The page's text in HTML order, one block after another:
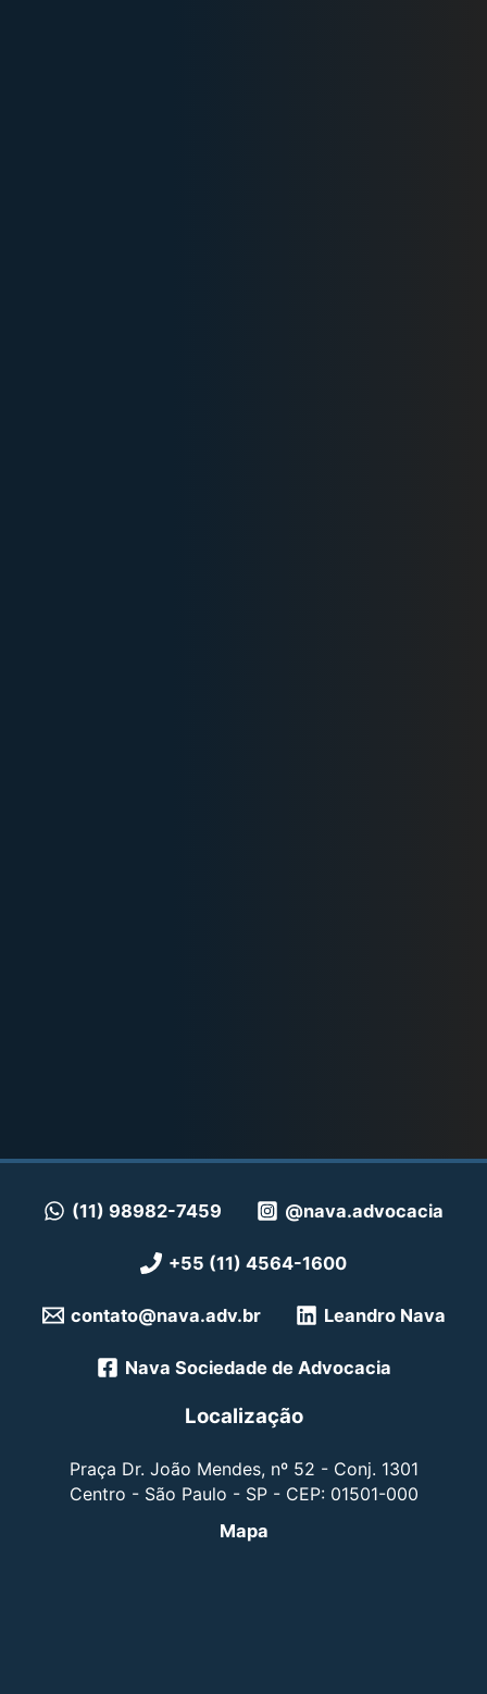
(11) 98982-7459 @nava.advocacia
+55 (11) 4564-1600
contato@nava.adv.br Leandro Nava
Nava Sociedade de Advocacia
Localização
Praça Dr. João Mendes, nº 52 - Conj. 1301
Centro - São Paulo - SP - CEP: 01501-000
Mapa